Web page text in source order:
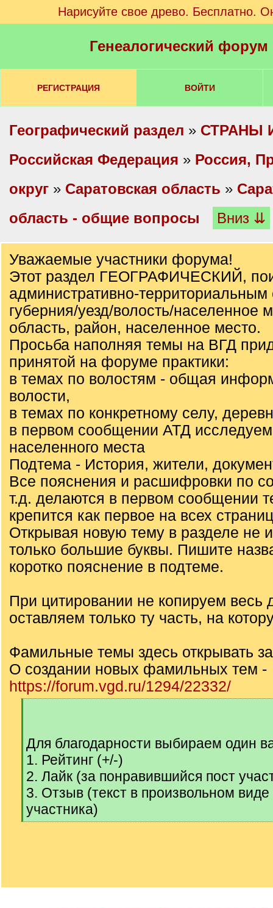
Нарисуйте свое древо. Бесплатно.
Генеалогический
РЕГИСТРАЦИЯ ВОЙТИ
Географический раздел » СТРАНЫ
Российская Федерация » Россия,
округ » Саратовская область »
область - общие вопросы
Вниз ⇊
Уважаемые участники форума!
Этот раздел ГЕОГРАФИЧЕСКИЙ,
административно-
губерния/уезд/волость/населенное
область, район, населенное место.
Просьба наполняя темы на ВГД
принятой на форуме практики:
в темах по волостям - общая
волости,
в темах по конкретному селу,
в первом сообщении АТД
населенного места
Подтема - История, жители,
Все пояснения и расшифровки по
т.д. делаются в первом сообщении
крепится как первое на всех
Открывая новую тему в разделе не
только большие буквы. Пишите
коротко пояснение в подтеме.
При цитировании не копируем весь
оставляем только ту часть, на
Фамильные темы здесь открывать
О создании новых фамильных тем -
https://forum.vgd.ru/1294/22332/
Для благодарности выбираем один
1. Рейтинг (+/-)
2. Лайк (за понравившийся пост
3. Отзыв (текст в произвольном
участника)
[